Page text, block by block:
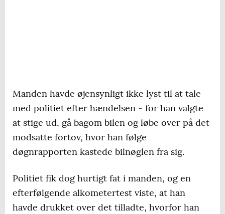
Manden havde øjensynligt ikke lyst til at tale
med politiet efter hændelsen - for han valgte
at stige ud, gå bagom bilen og løbe over på det
modsatte fortov, hvor han følge
døgnrapporten kastede bilnøglen fra sig.
Politiet fik dog hurtigt fat i manden, og en
efterfølgende alkometertest viste, at han
havde drukket over det tilladte, hvorfor han